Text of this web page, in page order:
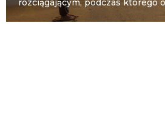
rozciągającym, podczas którego